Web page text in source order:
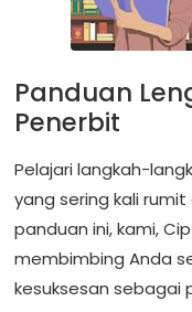
Panduan
Penerbit
Pelajari langkah-
yang sering kali
panduan ini, kami,
membimbing Anda
kesuksesan sebagai